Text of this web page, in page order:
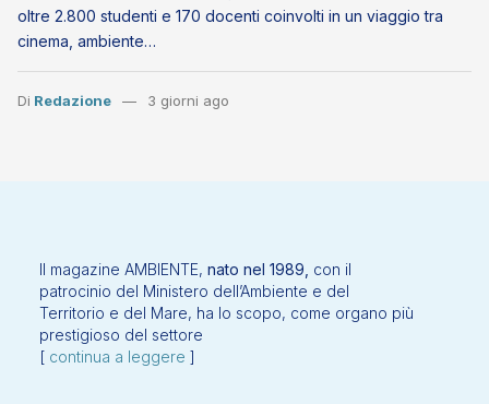
oltre 2.800 studenti e 170 docenti coinvolti in un viaggio tra
cinema, ambiente…
Di Redazione 3 giorni ago
Il magazine AMBIENTE, nato nel 1989, con il
patrocinio del Ministero dell’Ambiente e del
Territorio e del Mare, ha lo scopo, come organo più
prestigioso del settore
[ continua a leggere ]